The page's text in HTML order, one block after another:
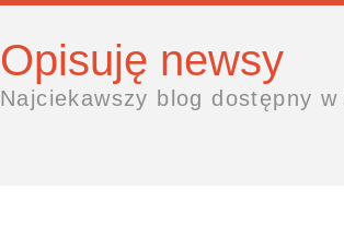
Opisuję newsy
Najciekawszy blog dostępny w